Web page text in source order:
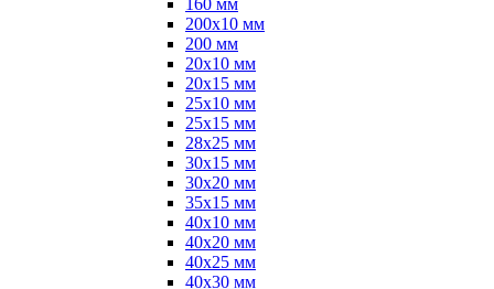
160 мм
200х10 мм
200 мм
20х10 мм
20х15 мм
25х10 мм
25х15 мм
28х25 мм
30х15 мм
30х20 мм
35х15 мм
40х10 мм
40х20 мм
40х25 мм
40х30 мм